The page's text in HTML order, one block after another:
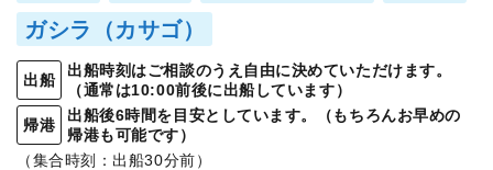
ガシラ（カサゴ）
出船
出船時刻はご相談のうえ自由に決めていただけます。
（通常は10:00前後に出船しています）
帰港
出船後6時間を目安としています。（もちろんお早めの
帰港も可能です）
（集合時刻：出船30分前）